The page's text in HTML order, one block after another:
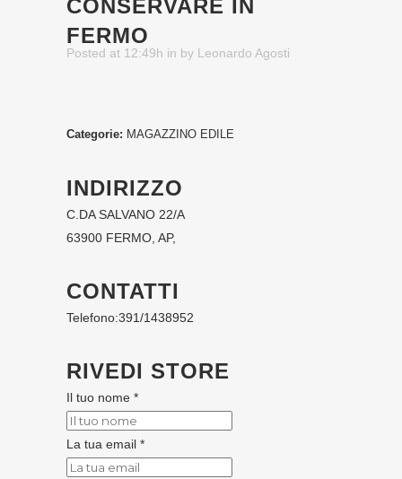
CONSERVARE IN
FERMO
Posted at 12:49h in by Leonardo Agosti
Categorie: MAGAZZINO EDILE
INDIRIZZO
C.DA SALVANO 22/A
63900 FERMO, AP,
CONTATTI
Telefono:391/1438952
RIVEDI STORE
Il tuo nome *
La tua email *